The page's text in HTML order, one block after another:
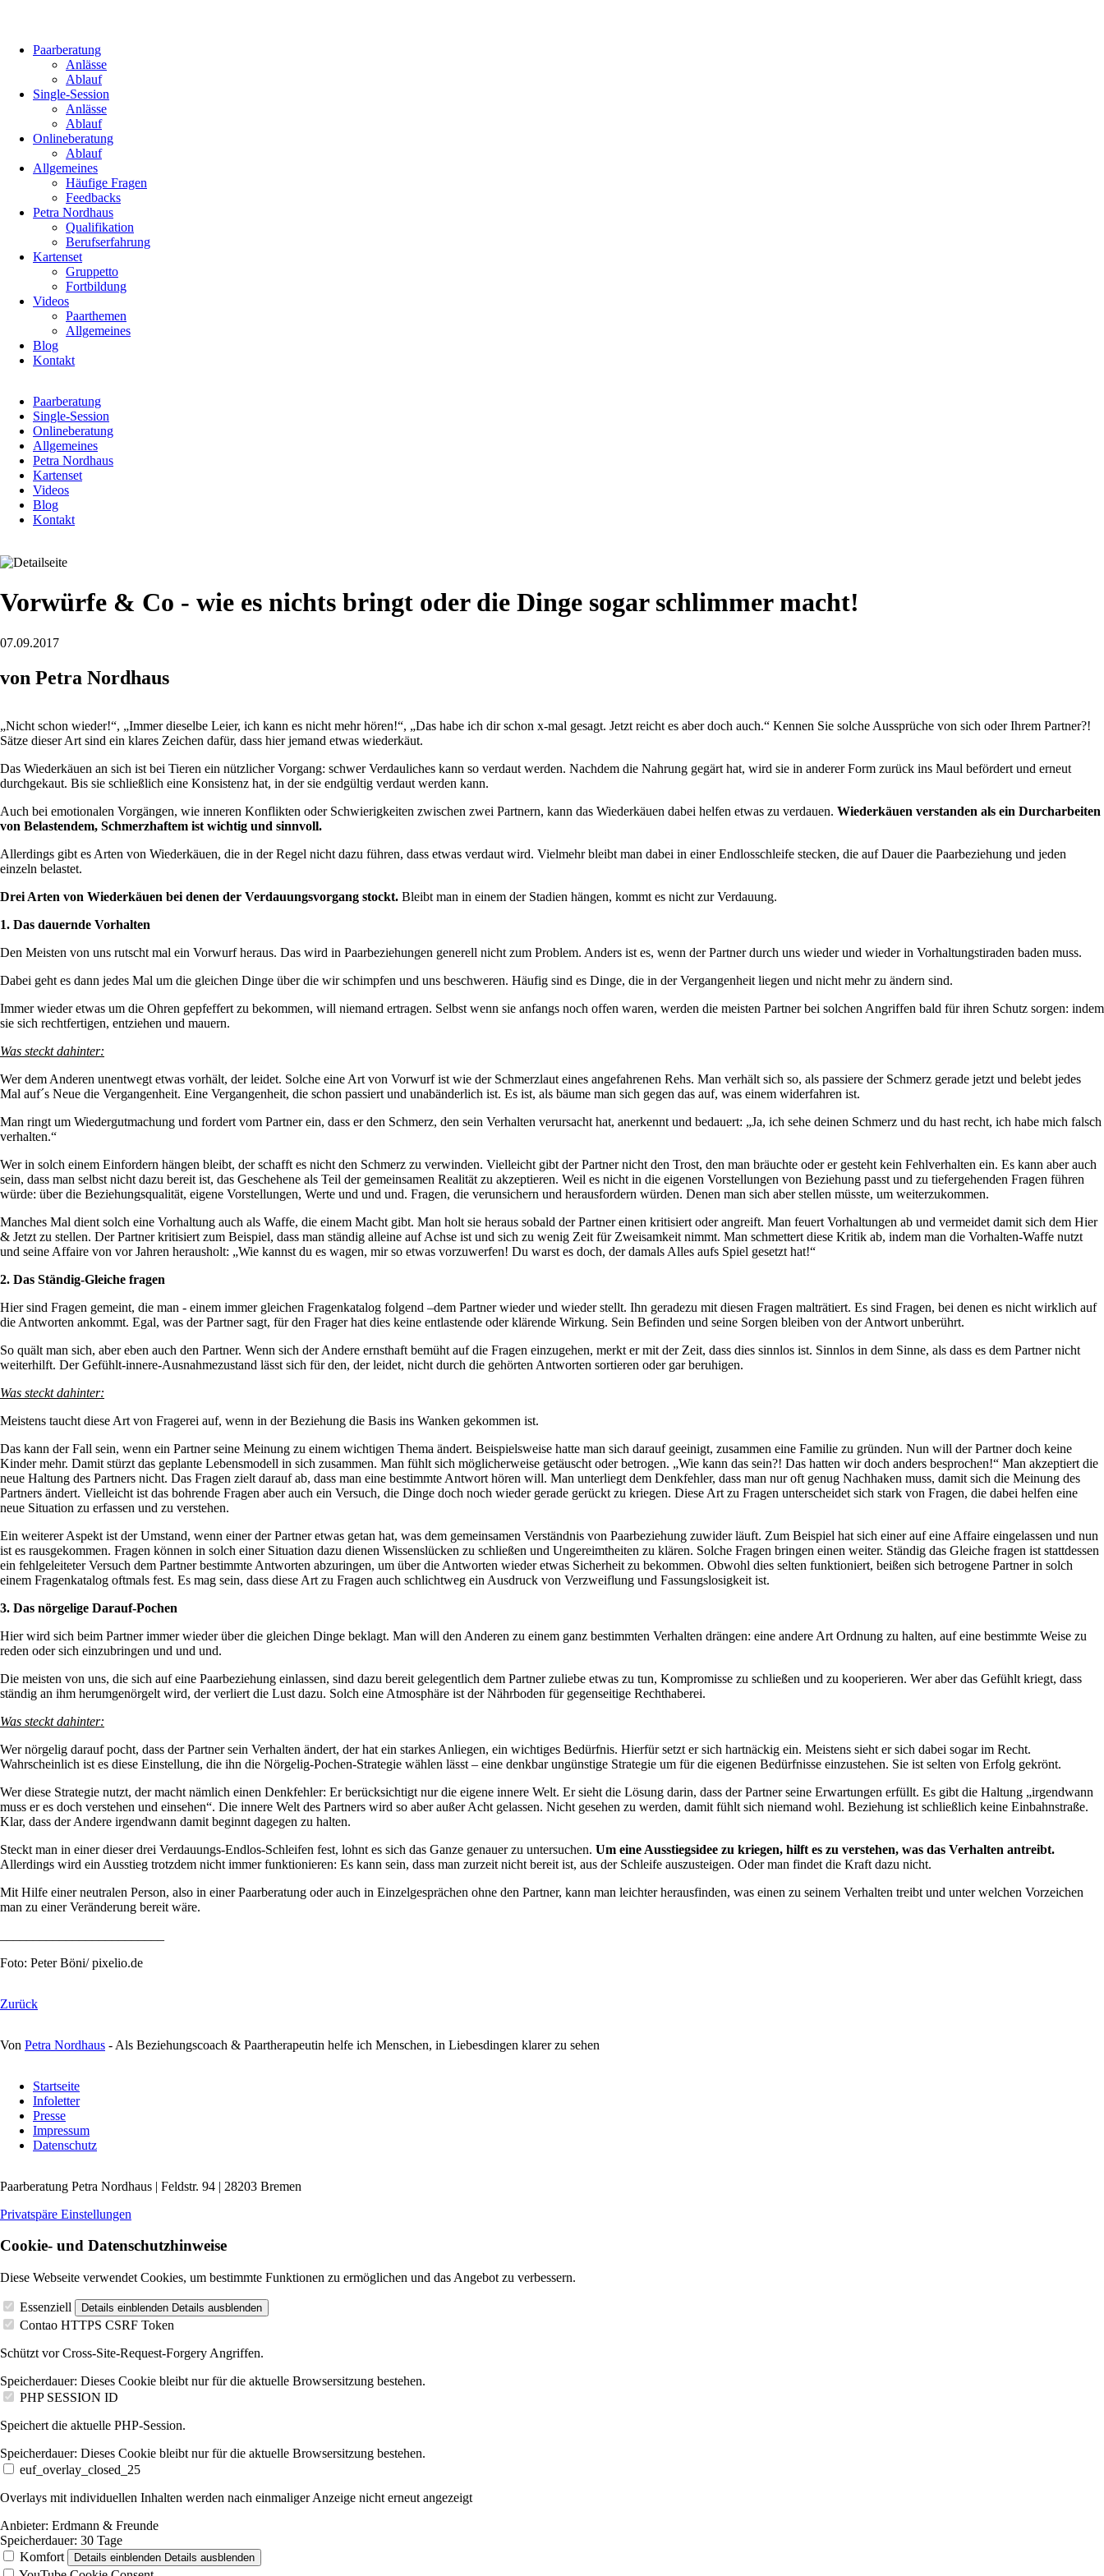
Paarberatung
Anlässe
Ablauf
Single-Session
Anlässe
Ablauf
Onlineberatung
Ablauf
Allgemeines
Häufige Fragen
Feedbacks
Petra Nordhaus
Qualifikation
Berufserfahrung
Kartenset
Gruppetto
Fortbildung
Videos
Paarthemen
Allgemeines
Blog
Kontakt
überspringenPaarberatung
Single-Session
Onlineberatung
Allgemeines
Petra Nordhaus
Kartenset
Videos
Blog
Kontakt
Vorwürfe & Co - wie es nichts bringt oder die Dinge sogar schlimmer macht!
07.09.2017
von Petra Nordhaus
„Nicht schon wieder!“, „Immer dieselbe Leier, ich kann es nicht mehr hören!“, „Das habe ich dir schon x-mal gesagt. Jetzt reicht es aber doch auch.“ Kennen Sie solche Aussprüche von sich oder Ihrem Partner?!
Sätze dieser Art sind ein klares Zeichen dafür, dass hier jemand etwas wiederkäut.
Das Wiederkäuen an sich ist bei Tieren ein nützlicher Vorgang: schwer Verdauliches kann so verdaut werden. Nachdem die Nahrung gegärt hat, wird sie in anderer Form zurück ins Maul befördert und erneut
durchgekaut. Bis sie schließlich eine Konsistenz hat, in der sie endgültig verdaut werden kann.
Auch bei emotionalen Vorgängen, wie inneren Konflikten oder Schwierigkeiten zwischen zwei Partnern, kann das Wiederkäuen dabei helfen etwas zu verdauen. Wiederkäuen verstanden als ein Durcharbeiten
von Belastendem, Schmerzhaftem ist wichtig und sinnvoll.
Allerdings gibt es Arten von Wiederkäuen, die in der Regel nicht dazu führen, dass etwas verdaut wird. Vielmehr bleibt man dabei in einer Endlosschleife stecken, die auf Dauer die Paarbeziehung und jeden
einzeln belastet.
Drei Arten von Wiederkäuen bei denen der Verdauungsvorgang stockt. Bleibt man in einem der Stadien hängen, kommt es nicht zur Verdauung.
1. Das dauernde Vorhalten
Den Meisten von uns rutscht mal ein Vorwurf heraus. Das wird in Paarbeziehungen generell nicht zum Problem. Anders ist es, wenn der Partner durch uns wieder und wieder in Vorhaltungstiraden baden muss.
Dabei geht es dann jedes Mal um die gleichen Dinge über die wir schimpfen und uns beschweren. Häufig sind es Dinge, die in der Vergangenheit liegen und nicht mehr zu ändern sind.
Immer wieder etwas um die Ohren gepfeffert zu bekommen, will niemand ertragen. Selbst wenn sie anfangs noch offen waren, werden die meisten Partner bei solchen Angriffen bald für ihren Schutz sorgen: indem
sie sich rechtfertigen, entziehen und mauern.
Was steckt dahinter:
Wer dem Anderen unentwegt etwas vorhält, der leidet. Solche eine Art von Vorwurf ist wie der Schmerzlaut eines angefahrenen Rehs. Man verhält sich so, als passiere der Schmerz gerade jetzt und belebt jedes
Mal auf´s Neue die Vergangenheit. Eine Vergangenheit, die schon passiert und unabänderlich ist. Es ist, als bäume man sich gegen das auf, was einem widerfahren ist.
Man ringt um Wiedergutmachung und fordert vom Partner ein, dass er den Schmerz, den sein Verhalten verursacht hat, anerkennt und bedauert: „Ja, ich sehe deinen Schmerz und du hast recht, ich habe mich falsch
verhalten.“
Wer in solch einem Einfordern hängen bleibt, der schafft es nicht den Schmerz zu verwinden. Vielleicht gibt der Partner nicht den Trost, den man bräuchte oder er gesteht kein Fehlverhalten ein. Es kann aber auch
sein, dass man selbst nicht dazu bereit ist, das Geschehene als Teil der gemeinsamen Realität zu akzeptieren. Weil es nicht in die eigenen Vorstellungen von Beziehung passt und zu tiefergehenden Fragen führen
würde: über die Beziehungsqualität, eigene Vorstellungen, Werte und und und. Fragen, die verunsichern und herausfordern würden. Denen man sich aber stellen müsste, um weiterzukommen.
Manches Mal dient solch eine Vorhaltung auch als Waffe, die einem Macht gibt. Man holt sie heraus sobald der Partner einen kritisiert oder angreift. Man feuert Vorhaltungen ab und vermeidet damit sich dem Hier
& Jetzt zu stellen. Der Partner kritisiert zum Beispiel, dass man ständig alleine auf Achse ist und sich zu wenig Zeit für Zweisamkeit nimmt. Man schmettert diese Kritik ab, indem man die Vorhalten-Waffe nutzt
und seine Affaire von vor Jahren herausholt: „Wie kannst du es wagen, mir so etwas vorzuwerfen! Du warst es doch, der damals Alles aufs Spiel gesetzt hat!“
2. Das Ständig-Gleiche fragen
Hier sind Fragen gemeint, die man - einem immer gleichen Fragenkatalog folgend –dem Partner wieder und wieder stellt. Ihn geradezu mit diesen Fragen malträtiert. Es sind Fragen, bei denen es nicht wirklich auf
die Antworten ankommt. Egal, was der Partner sagt, für den Frager hat dies keine entlastende oder klärende Wirkung. Sein Befinden und seine Sorgen bleiben von der Antwort unberührt.
So quält man sich, aber eben auch den Partner. Wenn sich der Andere ernsthaft bemüht auf die Fragen einzugehen, merkt er mit der Zeit, dass dies sinnlos ist. Sinnlos in dem Sinne, als dass es dem Partner nicht
weiterhilft. Der Gefühlt-innere-Ausnahmezustand lässt sich für den, der leidet, nicht durch die gehörten Antworten sortieren oder gar beruhigen.
Was steckt dahinter:
Meistens taucht diese Art von Fragerei auf, wenn in der Beziehung die Basis ins Wanken gekommen ist.
Das kann der Fall sein, wenn ein Partner seine Meinung zu einem wichtigen Thema ändert. Beispielsweise hatte man sich darauf geeinigt, zusammen eine Familie zu gründen. Nun will der Partner doch keine
Kinder mehr. Damit stürzt das geplante Lebensmodell in sich zusammen. Man fühlt sich möglicherweise getäuscht oder betrogen. „Wie kann das sein?! Das hatten wir doch anders besprochen!“ Man akzeptiert die
neue Haltung des Partners nicht. Das Fragen zielt darauf ab, dass man eine bestimmte Antwort hören will. Man unterliegt dem Denkfehler, dass man nur oft genug Nachhaken muss, damit sich die Meinung des
Partners ändert. Vielleicht ist das bohrende Fragen aber auch ein Versuch, die Dinge doch noch wieder gerade gerückt zu kriegen. Diese Art zu Fragen unterscheidet sich stark von Fragen, die dabei helfen eine
neue Situation zu erfassen und zu verstehen.
Ein weiterer Aspekt ist der Umstand, wenn einer der Partner etwas getan hat, was dem gemeinsamen Verständnis von Paarbeziehung zuwider läuft. Zum Beispiel hat sich einer auf eine Affaire eingelassen und nun
ist es rausgekommen. Fragen können in solch einer Situation dazu dienen Wissenslücken zu schließen und Ungereimtheiten zu klären. Solche Fragen bringen einen weiter. Ständig das Gleiche fragen ist stattdessen
ein fehlgeleiteter Versuch dem Partner bestimmte Antworten abzuringen, um über die Antworten wieder etwas Sicherheit zu bekommen. Obwohl dies selten funktioniert, beißen sich betrogene Partner in solch
einem Fragenkatalog oftmals fest. Es mag sein, dass diese Art zu Fragen auch schlichtweg ein Ausdruck von Verzweiflung und Fassungslosigkeit ist.
3. Das nörgelige Darauf-Pochen
Hier wird sich beim Partner immer wieder über die gleichen Dinge beklagt. Man will den Anderen zu einem ganz bestimmten Verhalten drängen: eine andere Art Ordnung zu halten, auf eine bestimmte Weise zu
reden oder sich einzubringen und und und.
Die meisten von uns, die sich auf eine Paarbeziehung einlassen, sind dazu bereit gelegentlich dem Partner zuliebe etwas zu tun, Kompromisse zu schließen und zu kooperieren. Wer aber das Gefühlt kriegt, dass
ständig an ihm herumgenörgelt wird, der verliert die Lust dazu. Solch eine Atmosphäre ist der Nährboden für gegenseitige Rechthaberei.
Was steckt dahinter:
Wer nörgelig darauf pocht, dass der Partner sein Verhalten ändert, der hat ein starkes Anliegen, ein wichtiges Bedürfnis. Hierfür setzt er sich hartnäckig ein. Meistens sieht er sich dabei sogar im Recht.
Wahrscheinlich ist es diese Einstellung, die ihn die Nörgelig-Pochen-Strategie wählen lässt – eine denkbar ungünstige Strategie um für die eigenen Bedürfnisse einzustehen. Sie ist selten von Erfolg gekrönt.
Wer diese Strategie nutzt, der macht nämlich einen Denkfehler: Er berücksichtigt nur die eigene innere Welt. Er sieht die Lösung darin, dass der Partner seine Erwartungen erfüllt. Es gibt die Haltung „irgendwann
muss er es doch verstehen und einsehen“. Die innere Welt des Partners wird so aber außer Acht gelassen. Nicht gesehen zu werden, damit fühlt sich niemand wohl. Beziehung ist schließlich keine Einbahnstraße.
Klar, dass der Andere irgendwann damit beginnt dagegen zu halten.
Steckt man in einer dieser drei Verdauungs-Endlos-Schleifen fest, lohnt es sich das Ganze genauer zu untersuchen. Um eine Ausstiegsidee zu kriegen, hilft es zu verstehen, was das Verhalten antreibt.
Allerdings wird ein Ausstieg trotzdem nicht immer funktionieren: Es kann sein, dass man zurzeit nicht bereit ist, aus der Schleife auszusteigen. Oder man findet die Kraft dazu nicht.
Mit Hilfe einer neutralen Person, also in einer Paarberatung oder auch in Einzelgesprächen ohne den Partner, kann man leichter herausfinden, was einen zu seinem Verhalten treibt und unter welchen Vorzeichen
man zu einer Veränderung bereit wäre.
Foto: Peter Böni/ pixelio.de
Zurück
Von Petra Nordhaus - Als Beziehungscoach & Paartherapeutin helfe ich Menschen, in Liebesdingen klarer zu sehen
überspringen
Startseite
Infoletter
Presse
Impressum
Datenschutz
Paarberatung Petra Nordhaus | Feldstr. 94 | 28203 Bremen
Privatspäre Einstellungen
Cookie- und Datenschutzhinweise
Diese Webseite verwendet Cookies, um bestimmte Funktionen zu ermöglichen und das Angebot zu verbessern.
Essenziell Details einblenden Details ausblenden
Contao HTTPS CSRF Token
Schützt vor Cross-Site-Request-Forgery Angriffen.
Speicherdauer: Dieses Cookie bleibt nur für die aktuelle Browsersitzung bestehen.
PHP SESSION ID
Speichert die aktuelle PHP-Session.
Speicherdauer: Dieses Cookie bleibt nur für die aktuelle Browsersitzung bestehen.
euf_overlay_closed_25
Overlays mit individuellen Inhalten werden nach einmaliger Anzeige nicht erneut angezeigt
Anbieter: Erdmann & Freunde
Speicherdauer: 30 Tage
Komfort
Details einblenden Details ausblenden